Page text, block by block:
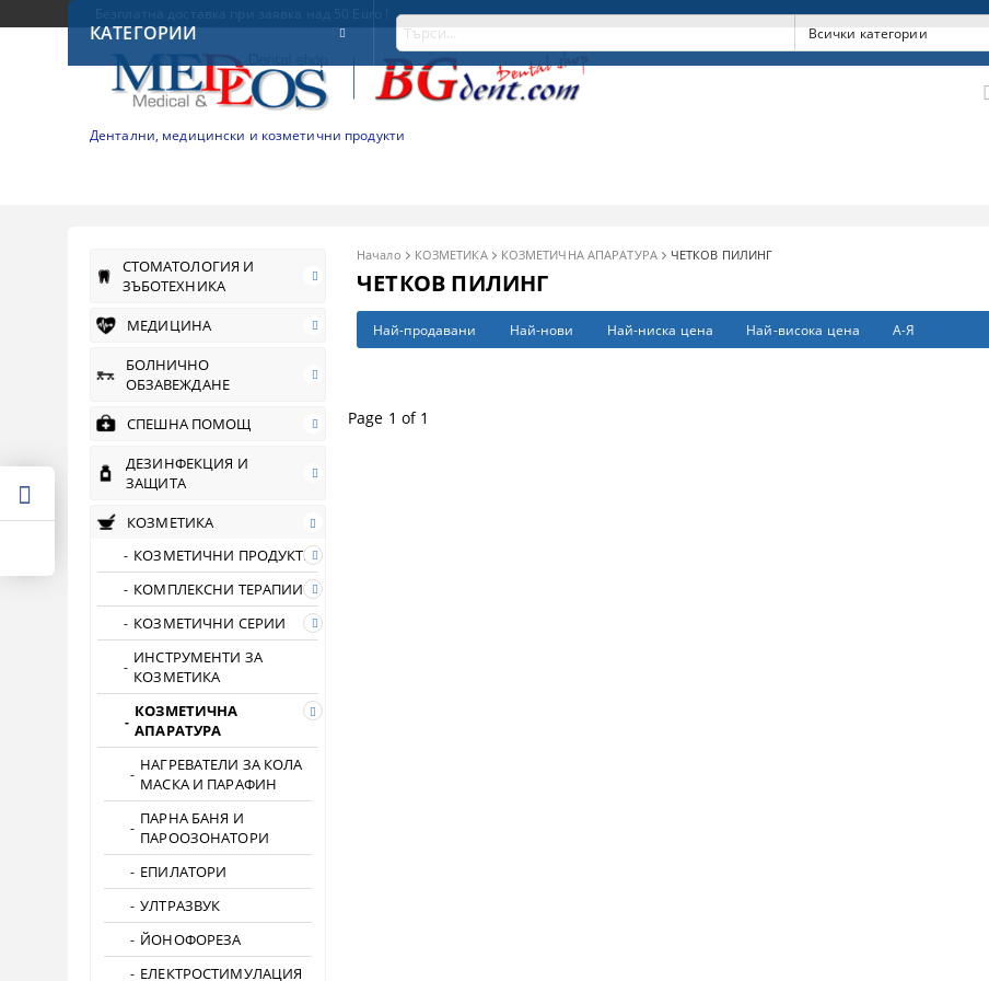
Дентални, медицински и козметични продукти
КАТЕГОРИИ
СТОМАТОЛОГИЯ И
ЗЪБОТЕХНИКА
МЕДИЦИНА
БОЛНИЧНО
ОБЗАВЕЖДАНЕ
СПЕШНА ПОМОЩ
ДЕЗИНФЕКЦИЯ И
ЗАЩИТА
КОЗМЕТИКА
КОЗМЕТИЧНИ ПРОДУКТИ
КОМПЛЕКСНИ ТЕРАПИИ
КОЗМЕТИЧНИ СЕРИИ
ИНСТРУМЕНТИ ЗА
КОЗМЕТИКА
КОЗМЕТИЧНА
АПАРАТУРА
НАГРЕВАТЕЛИ ЗА КОЛА
МАСКА И ПАРАФИН
ПАРНА БАНЯ И
ПАРООЗОНАТОРИ
ЕПИЛАТОРИ
УЛТРАЗВУК
ЙОНОФОРЕЗА
ЕЛЕКТРОСТИМУЛАЦИЯ
Начало КОЗМЕТИКА КОЗМЕТИЧНА АПАРАТУРА ЧЕТКОВ ПИЛИНГ
ЧЕТКОВ ПИЛИНГ
Най-продавани Най-нови Най-ниска цена Най-висока цена А-Я
Page 1 of 1